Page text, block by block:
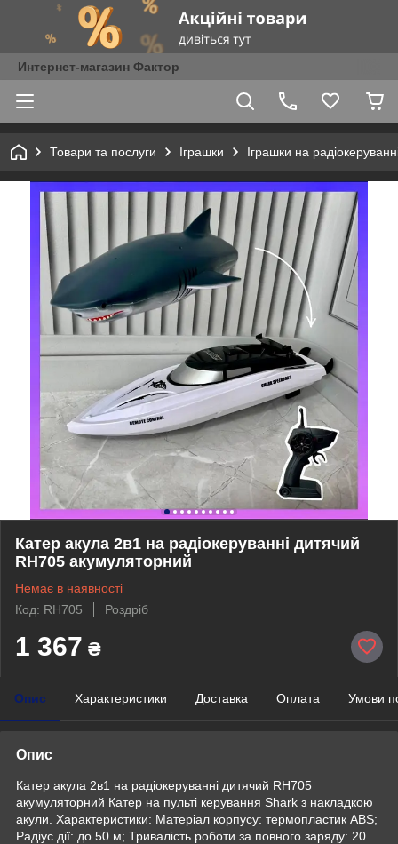
Интернет-магазин Фактор
Товари та послуги Іграшки Іграшки на
Катер акула 2в1 на радіокеруванні дитячий
RH705 акумуляторний
Немає в наявності
Код: RH705
Роздріб
1 367 ₴
Опис Характеристики Доставка Оплата Умови
Опис
Катер акула 2в1 на радіокеруванні дитячий RH705
акумуляторний Катер на пульті керування Shark з накладкою
акули. Характеристики: Матеріал корпусу: термопластик ABS;
Радіус дії: до 50 м; Тривалість роботи за повного заряду: 20